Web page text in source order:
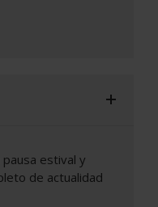
pausa estival y
de actualidad